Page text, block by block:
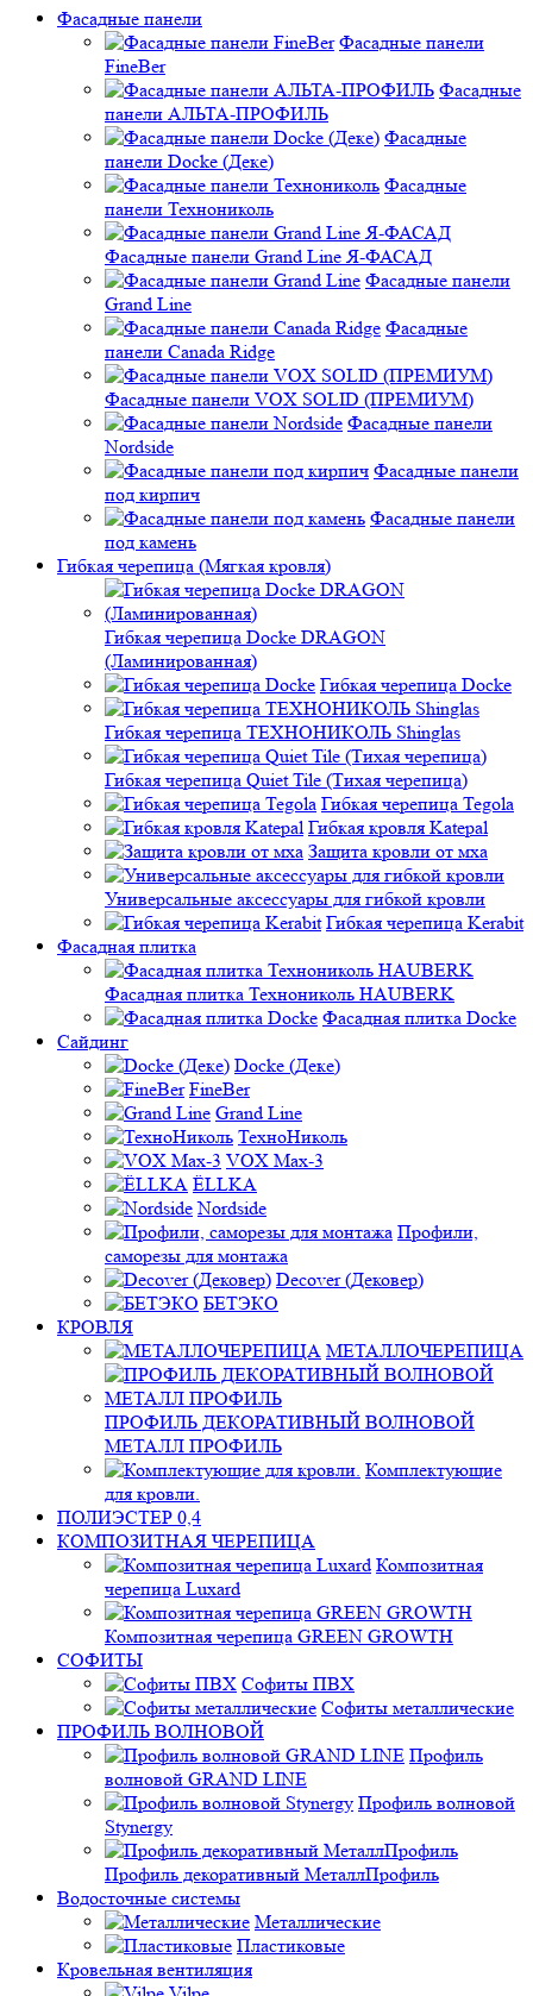
Фасадные панели
Фасадные панели
FineBer
Фасадные
панели АЛЬТА-ПРОФИЛЬ
Фасадные
панели Docke (Деке)
Фасадные
панели Технониколь
Фасадные панели Grand Line Я-ФАСАД
Фасадные панели
Grand Line
Фасадные
панели Canada Ridge
Фасадные панели VOX SOLID (ПРЕМИУМ)
Фасадные панели
Nordside
Фасадные панели
под кирпич
Фасадные панели
под камень
Гибкая черепица (Мягкая кровля)
Гибкая черепица Docke DRAGON
(Ламинированная)
Гибкая черепица Docke
Гибкая черепица ТЕХНОНИКОЛЬ Shinglas
Гибкая черепица Quiet Tile (Тихая черепица)
Гибкая черепица Tegola
Гибкая кровля Katepal
Защита кровли от мха
Универсальные аксессуары для гибкой кровли
Гибкая черепица Kerabit
Фасадная плитка
Фасадная плитка Технониколь HAUBERK
Фасадная плитка Docke
Сайдинг
Docke (Деке)
FineBer
Grand Line
ТехноНиколь
VOX Max-3
ЁLLKA
Nordside
Профили,
саморезы для монтажа
Decover (Дековер)
БЕТЭКО
КРОВЛЯ
МЕТАЛЛОЧЕРЕПИЦА
ПРОФИЛЬ ДЕКОРАТИВНЫЙ ВОЛНОВОЙ
МЕТАЛЛ ПРОФИЛЬ
Комплектующие
для кровли.
ПОЛИЭСТЕР 0,4
КОМПОЗИТНАЯ ЧЕРЕПИЦА
Композитная
черепица Luxard
Композитная черепица GREEN GROWTH
СОФИТЫ
Софиты ПВХ
Софиты металлические
ПРОФИЛЬ ВОЛНОВОЙ
Профиль
волновой GRAND LINE
Профиль волновой
Stynergy
Профиль декоративный МеталлПрофиль
Водосточные системы
Металлические
Пластиковые
Кровельная вентиляция